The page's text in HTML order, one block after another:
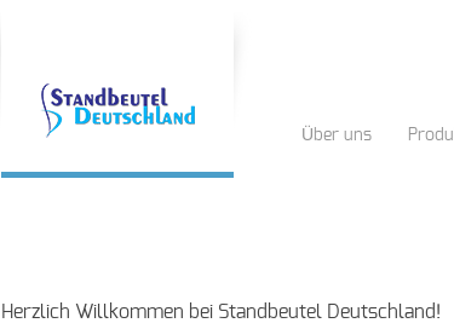
Über uns
Herzlich Willkommen bei Standbeutel Deutschland!